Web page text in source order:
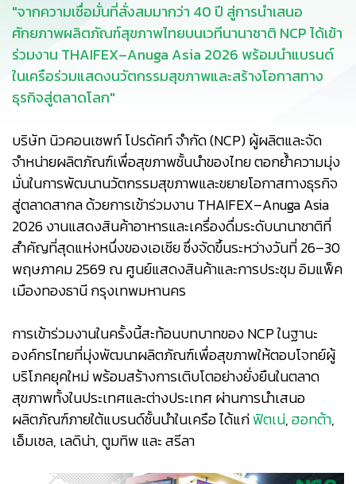
"จากความเชื่อมั่นที่สั่งสมมากว่า 40 ปี สู่การนำเสนอ
ศักยภาพผลิตภัณฑ์สุขภาพไทยบนเวทีนานาชาติ NCP ได้เข้า
ร่วมงาน THAIFEX–Anuga Asia 2026 พร้อมนำแบรนด์
ในเครือร่วมแสดงนวัตกรรมสุขภาพและสร้างโอกาสทาง
ธุรกิจสู่ตลาดโลก"
บริษัท นิวคอนเซพท์ โปรดัคท์ จำกัด (NCP) ผู้ผลิตและจัด
จำหน่ายผลิตภัณฑ์เพื่อสุขภาพชั้นนำของไทย ตอกย้ำความมุ่ง
มั่นในการพัฒนานวัตกรรมสุขภาพและขยายโอกาสทางธุรกิจ
สู่ตลาดสากล ด้วยการเข้าร่วมงาน THAIFEX–Anuga Asia
2026 งานแสดงสินค้าอาหารและเครื่องดื่มระดับนานาชาติที่
สำคัญที่สุดแห่งหนึ่งของเอเชีย ซึ่งจัดขึ้นระหว่างวันที่ 26–30
พฤษภาคม 2569 ณ ศูนย์แสดงสินค้าและการประชุม อิมแพ็ค
เมืองทองธานี กรุงเทพมหานคร
การเข้าร่วมงานในครั้งนี้สะท้อนบทบาทของ NCP ในฐานะ
องค์กรไทยที่มุ่งพัฒนาผลิตภัณฑ์เพื่อสุขภาพให้ตอบโจทย์ผู้
บริโภคยุคใหม่ พร้อมสร้างการเติบโตอย่างยั่งยืนในตลาด
สุขภาพทั้งในประเทศและต่างประเทศ ผ่านการนำเสนอ
ผลิตภัณฑ์ภายใต้แบรนด์ชั้นนำในเครือ ได้แก่ฟิตเน่,ฮอทต้า,
เอ็มเซล, เลดิน่า, ตูมทิพ และ สรีลา